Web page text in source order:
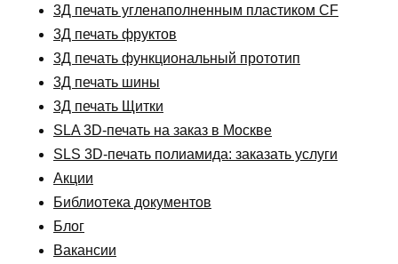
3Д печать угленаполненным пластиком CF
3Д печать фруктов
3Д печать функциональный прототип
3Д печать шины
3Д печать Щитки
SLA 3D-печать на заказ в Москве
SLS 3D-печать полиамида: заказать услуги
Акции
Библиотека документов
Блог
Вакансии